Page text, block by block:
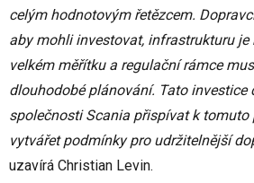
celým hodnotovým řetězcem.
aby mohli investovat, infrastrukturu je
velkém měřítku a regulační rámce
dlouhodobé plánování. Tato investice
společnosti Scania přispívat k tomuto
vytvářet podmínky pro udržitelnější
uzavírá Christian Levin.